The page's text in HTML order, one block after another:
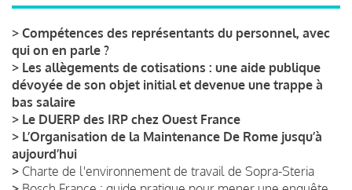
> Compétences des représentants du personnel, avec
qui on en parle ?
> Les allègements de cotisations : une aide publique
dévoyée de son objet initial et devenue une trappe à
bas salaire
> Le DUERP des IRP chez Ouest France
> L’Organisation de la Maintenance De Rome jusqu’à
aujourd’hui
> Charte de l'environnement de travail de Sopra-Steria